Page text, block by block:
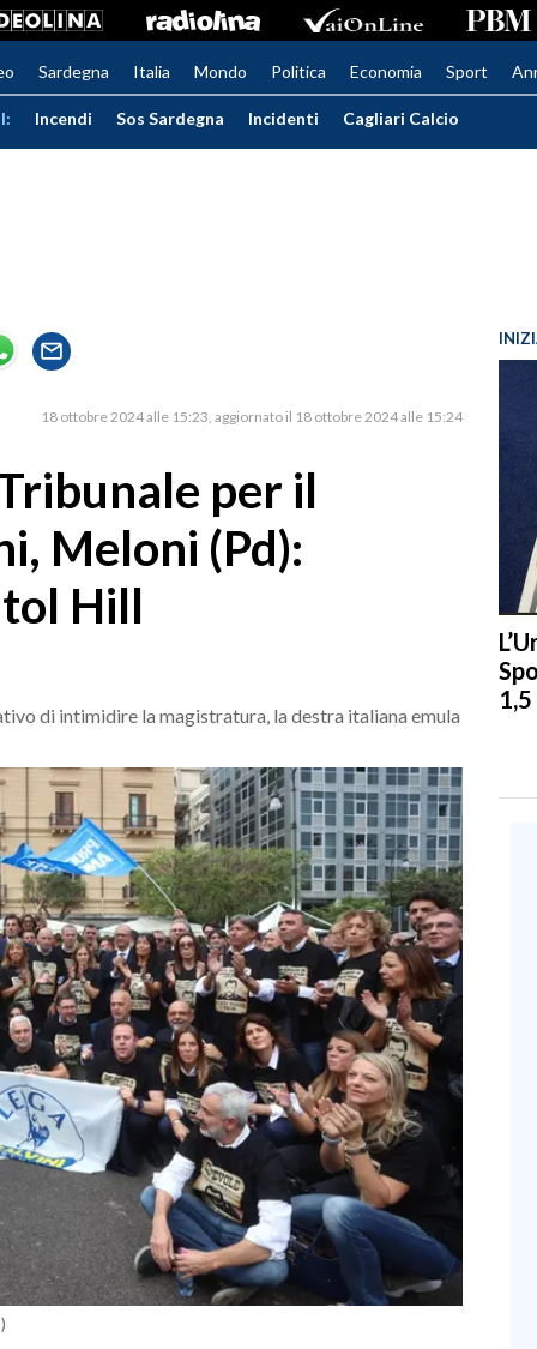
Sardegna Italia Mondo Politica Economia Sport
Incendi Sos Sardegna Incidenti Cagliari Calcio
18 ottobre 2024 alle 15:23 aggiornato il 18 ottobre 2024 alle 15:24
per il
Meloni (Pd):
Hill
di intimidire la magistratura, la destra italiana emula